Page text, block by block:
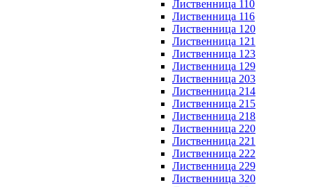
Лиственница 110
Лиственница 116
Лиственница 120
Лиственница 121
Лиственница 123
Лиственница 129
Лиственница 203
Лиственница 214
Лиственница 215
Лиственница 218
Лиственница 220
Лиственница 221
Лиственница 222
Лиственница 229
Лиственница 320